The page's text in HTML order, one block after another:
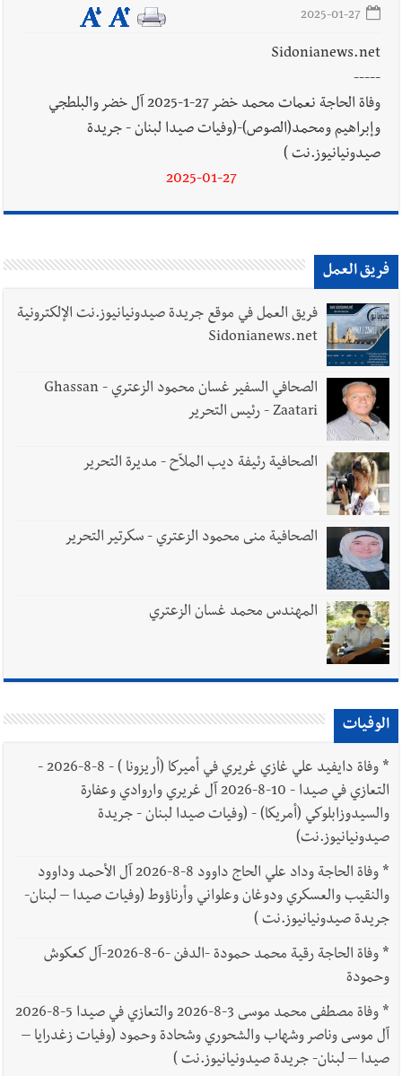
2025-01-27
Sidonianews.net
-----
وفاة الحاجة نعمات محمد خضر 27-1-2025 آل خضر والبلطجي
وإبراهيم ومحمد(الصوص)-(وفيات صيدا لبنان - جريدة
صيدونيانيوز.نت )
2025-01-27
فريق العمل
فريق العمل في موقع جريدة صيدونيانيوز.نت الإلكترونية
Sidonianews.net
الصحافي السفير غسان محمود الزعتري - Ghassan
Zaatari - رئيس التحرير
الصحافية رئيفة ديب الملاّح - مديرة التحرير
الصحافية منى محمود الزعتري - سكرتير التحرير
المهندس محمد غسان الزعتري
الوفيات
*
وفاة دايفيد علي غازي غريري في أميركا (أريزونا ) - 8-8-2026 -
التعازي في صيدا - 10-8-2026 آل غريري واروادي وعفارة
والسيدوزابلوكي (أمريكا) - (وفيات صيدا لبنان - جريدة
صيدونيانيوز.نت)
*
وفاة الحاجة وداد علي الحاج داوود 8-8-2026 آل الأحمد وداوود
والنقيب والعسكري ودوغان وعلواني وأرناؤوط (وفيات صيدا – لبنان-
جريدة صيدونيانيوز.نت )
*
وفاة الحاجة رقية محمد حمودة -الدفن -6-8-2026-آل كعكوش
وحمودة
*
وفاة مصطفى محمد موسى 3-8-2026 والتعازي في صيدا 5-8-2026
آل موسى وناصر وشهاب والشحوري وشحادة وحمود (وفيات زغدرايا –
صيدا – لبنان- جريدة صيدونيانيوز.نت )